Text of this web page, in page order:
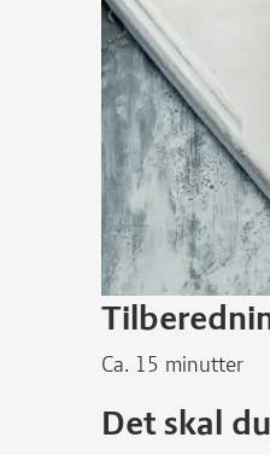
Ca. 15 minutter
Det skal